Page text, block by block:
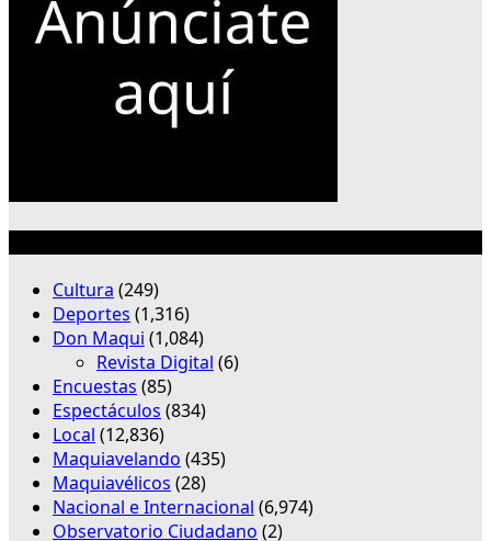
Cultura (249)
Deportes (1,316)
Don Maqui (1,084)
Revista Digital (6)
Encuestas (85)
Espectáculos (834)
Local (12,836)
Maquiavelando (435)
Maquiavélicos (28)
Nacional e Internacional (6,974)
Observatorio Ciudadano (2)